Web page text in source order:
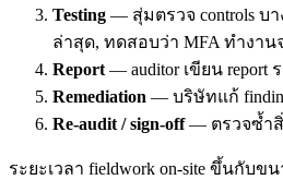
Testing — สุ่มตรวจ controls บ
ล่าสุด, ทดสอบว่า MFA ทำงาน
Report — auditor เขียน report
Remediation — บริษัทแก้
Re-audit / sign-off— ตรวจซ้ำ
ระยะเวลา fieldwork on-site ขึ้นกับ